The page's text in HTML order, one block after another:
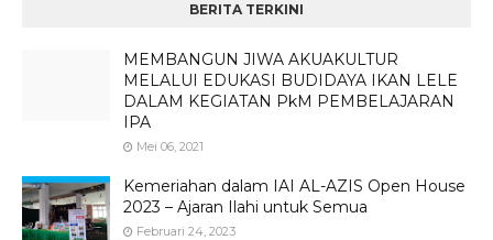
BERITA TERKINI
MEMBANGUN JIWA AKUAKULTUR
MELALUI EDUKASI BUDIDAYA IKAN LELE
DALAM KEGIATAN PkM PEMBELAJARAN
IPA
Mei 06, 2021
Kemeriahan dalam IAI AL-AZIS Open House
2023 – Ajaran Ilahi untuk Semua
Februari 24, 2023